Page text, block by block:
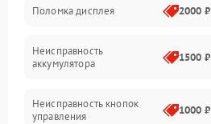
Поломка дисплея 2000 ₽
Неисправность
аккумулятора
1500 ₽
Неисправность кнопок
управления
1000 ₽